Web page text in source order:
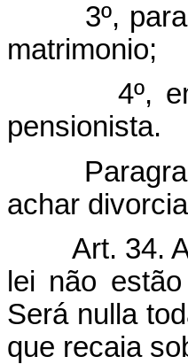
3º, para
matrimonio;
4º, em
pensionista.
achar
Art. 34.
lei não
Será nulla
que recaia